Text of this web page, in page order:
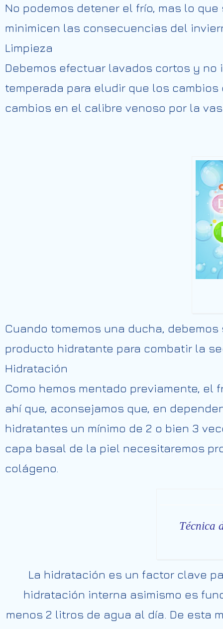
No podemos detener el frío, mas lo que
minimicen las consecuencias del
Limpieza
Debemos efectuar lavados cortos y no
temperada para eludir que los cambios
cambios en el calibre venoso por la
Cuando tomemos una ducha,
producto hidratante para combatir la
Hidratación
Como hemos mentado previamente, el
ahí que, aconsejamos que, en
hidratantes un mínimo de 2 o bien 3
capa basal de la piel necesitaremos
colágeno.
Técnica
La hidratación es un factor clave
hidratación interna asimismo es
menos 2 litros de agua al día. De esta